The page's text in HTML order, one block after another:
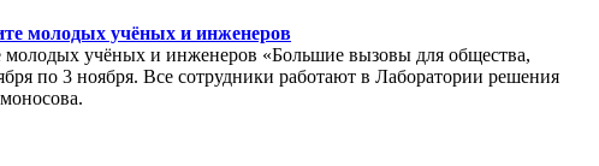
молодых учёных и инженеров
учёных и инженеров «Большие вызовы для общества,
по 3 ноября. Все сотрудники работают в Лаборатории решения